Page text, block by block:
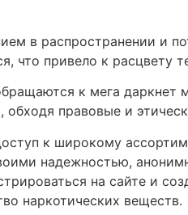
в распространении и
что привело к расцвету
к мега даркнет
правовые и
к широкому
надежностью,
на сайте и
наркотических веществ.